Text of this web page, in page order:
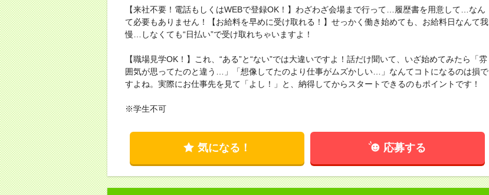
【来社不要！電話もしくはWEBで登録OK！】わざわざ会場まで行って…履歴書を用意して…なん
て必要もありません！【お給料を早めに受け取れる！】せっかく働き始めても、お給料日なんて我
慢…しなくても“日払い”で受け取れちゃいますよ！
【職場見学OK！】これ、“ある”と“ない”では大違いですよ！話だけ聞いて、いざ始めてみたら「雰
囲気が思ってたのと違う…」「想像してたのより仕事がムズかしい…」なんてコトになるのは損で
すよね。実際にお仕事先を見て「よし！」と、納得してからスタートできるのもポイントです！
※学生不可
気になる！ 応募する